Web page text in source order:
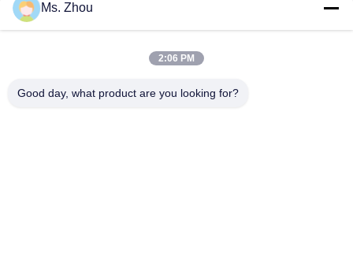
No.58 Dazhuang Road, TianGongYuan Street, Distrik
Ms. Zhou
2:06 PM
Good day, what product are you looking for?